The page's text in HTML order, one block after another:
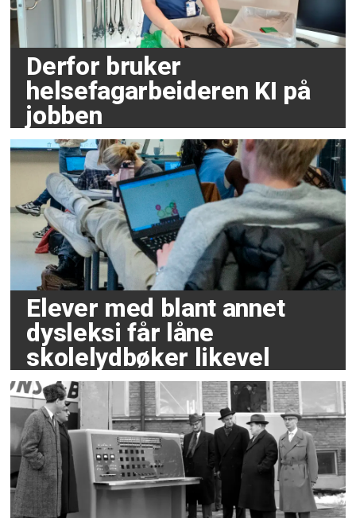
Derfor bruker
helsefagarbeideren KI på
jobben
Elever med blant annet
dysleksi får låne
skolelydbøker likevel